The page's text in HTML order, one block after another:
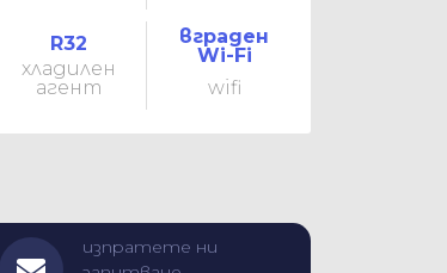
R32
хладилен
агент
вграден
Wi-Fi
wifi
изпратете ни